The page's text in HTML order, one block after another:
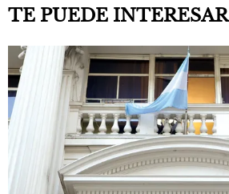
TE PUEDE INTERESAR